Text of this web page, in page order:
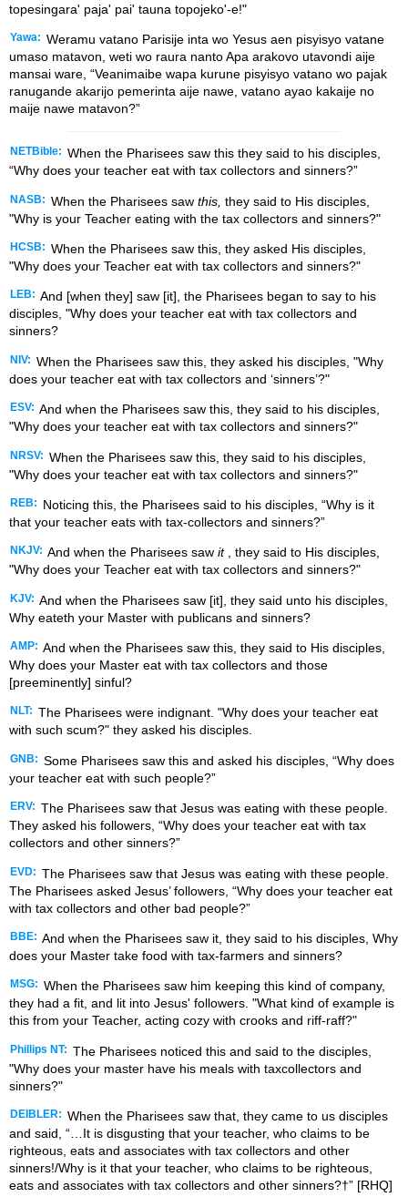
topesingara' paja' pai' tauna topojeko'-e!"
Yawa: Weramu vatano Parisije inta wo Yesus aen pisyisyo vatane
umaso matavon, weti wo raura nanto Apa arakovo utavondi aije
mansai ware, “Veanimaibe wapa kurune pisyisyo vatano wo pajak
ranugande akarijo pemerinta aije nawe, vatano ayao kakaije no
maije nawe matavon?”
NETBible: When the Pharisees saw this they said to his disciples,
“Why does your teacher eat with tax collectors and sinners?”
NASB: When the Pharisees saw this, they said to His disciples,
"Why is your Teacher eating with the tax collectors and sinners?"
HCSB: When the Pharisees saw this, they asked His disciples,
"Why does your Teacher eat with tax collectors and sinners?"
LEB: And [when they] saw [it], the Pharisees began to say to his
disciples, "Why does your teacher eat with tax collectors and
sinners?
NIV: When the Pharisees saw this, they asked his disciples, "Why
does your teacher eat with tax collectors and ‘sinners’?"
ESV: And when the Pharisees saw this, they said to his disciples,
"Why does your teacher eat with tax collectors and sinners?"
NRSV: When the Pharisees saw this, they said to his disciples,
"Why does your teacher eat with tax collectors and sinners?"
REB:
Noticing this, the Pharisees said to his disciples, “Why is it
that your teacher eats with tax-collectors and sinners?”
NKJV: And when the Pharisees saw it, they said to His disciples,
"Why does your Teacher eat with tax collectors and sinners?"
KJV: And when the Pharisees saw [it], they said unto his disciples,
Why eateth your Master with publicans and sinners?
AMP: And when the Pharisees saw this, they said to His disciples,
Why does your Master eat with tax collectors and those
[preeminently] sinful?
NLT: The Pharisees were indignant. "Why does your teacher eat
with such scum?" they asked his disciples.
GNB: Some Pharisees saw this and asked his disciples, “Why does
your teacher eat with such people?”
ERV: The Pharisees saw that Jesus was eating with these people.
They asked his followers, “Why does your teacher eat with tax
collectors and other sinners?”
EVD: The Pharisees saw that Jesus was eating with these people.
The Pharisees asked Jesus’ followers, “Why does your teacher eat
with tax collectors and other bad people?”
BBE: And when the Pharisees saw it, they said to his disciples, Why
does your Master take food with tax-farmers and sinners?
MSG: When the Pharisees saw him keeping this kind of company,
they had a fit, and lit into Jesus' followers. "What kind of example is
this from your Teacher, acting cozy with crooks and riff-raff?"
Phillips NT: The Pharisees noticed this and said to the disciples,
"Why does your master have his meals with taxcollectors and
sinners?"
DEIBLER: When the Pharisees saw that, they came to us disciples
and said, “…It is disgusting that your teacher, who claims to be
righteous, eats and associates with tax collectors and other
sinners!/Why is it that your teacher, who claims to be righteous,
eats and associates with tax collectors and other sinners?†” [RHQ]